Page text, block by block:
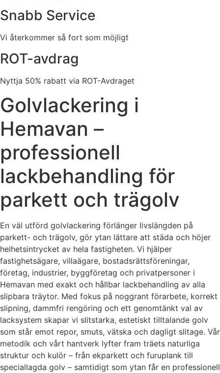
Snabb Service
Vi återkommer så fort som möjligt
ROT-avdrag
Nyttja 50% rabatt via ROT-Avdraget
Golvlackering i
Hemavan –
professionell
lackbehandling för
parkett och trägolv
En väl utförd golvlackering förlänger livslängden på
parkett- och trägolv, gör ytan lättare att städa och höjer
helhetsintrycket av hela fastigheten. Vi hjälper
fastighetsägare, villaägare, bostadsrättsföreningar,
företag, industrier, byggföretag och privatpersoner i
Hemavan med exakt och hållbar lackbehandling av alla
slipbara träytor. Med fokus på noggrant förarbete, korrekt
slipning, dammfri rengöring och ett genomtänkt val av
lacksystem skapar vi slitstarka, estetiskt tilltalande golv
som står emot repor, smuts, vätska och dagligt slitage. Vår
metodik och vårt hantverk lyfter fram träets naturliga
struktur och kulör – från ekparkett och furuplank till
speciallagda golv – samtidigt som ytan får en professionell